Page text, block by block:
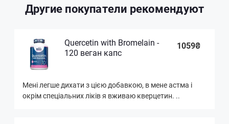
Другие покупатели рекомендуют
Quercetin with Bromelain -
120 веган капс
1059₴
Мені легше дихати з цією добавкою, в мене астма і
окрім спеціальних ліків я вживаю кверцетин. ..